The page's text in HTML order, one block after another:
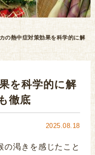
の熱中症対策効果を科学的に解
を科学的に解
徹底
2025.08.18
の渇きを感じたこと